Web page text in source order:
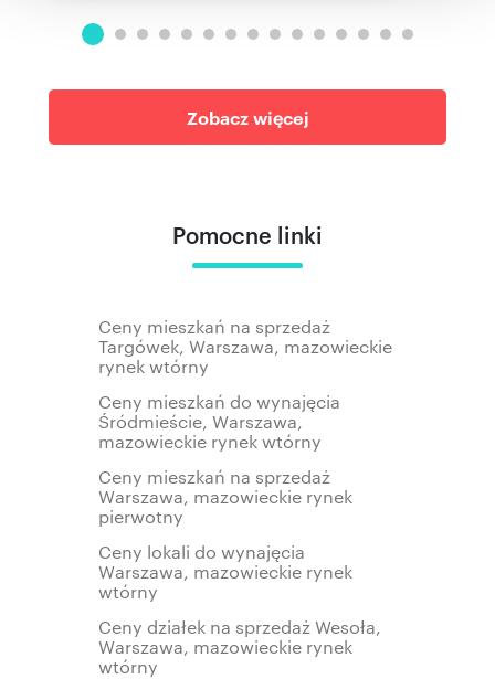
Zobacz więcej
Pomocne linki
Ceny mieszkań na sprzedaż
Targówek, Warszawa, mazowieckie
rynek wtórny
Ceny mieszkań do wynajęcia
Śródmieście, Warszawa,
mazowieckie rynek wtórny
Ceny mieszkań na sprzedaż
Warszawa, mazowieckie rynek
pierwotny
Ceny lokali do wynajęcia
Warszawa, mazowieckie rynek
wtórny
Ceny działek na sprzedaż Wesoła,
Warszawa, mazowieckie rynek
wtórny